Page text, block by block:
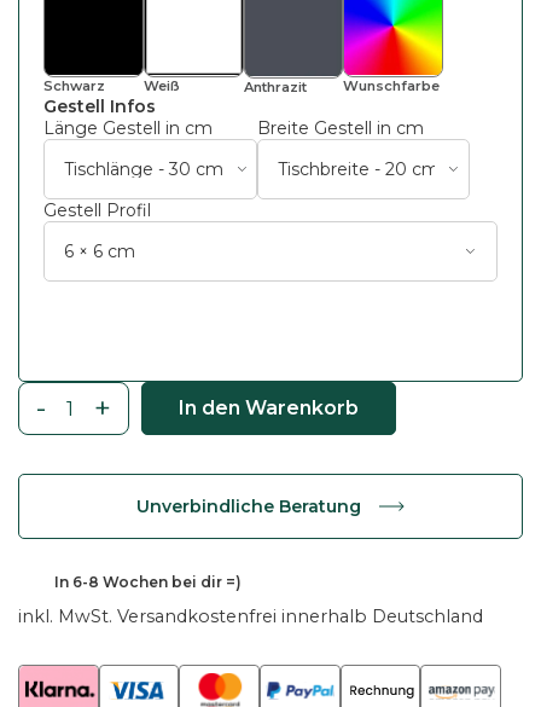
Schwarz Weiß Anthrazit WunschFarbe
Gestell Infos
Länge Gestell in cm
Breite Gestell in cm
Gestell Profil
-
s
i
c
R
i
+ In den Warenkorb
Unverbindliche Beratung
In 6-8 Wochen bei dir =)
inkl. MwSt. Versandkostenfrei innerhalb Deutschland